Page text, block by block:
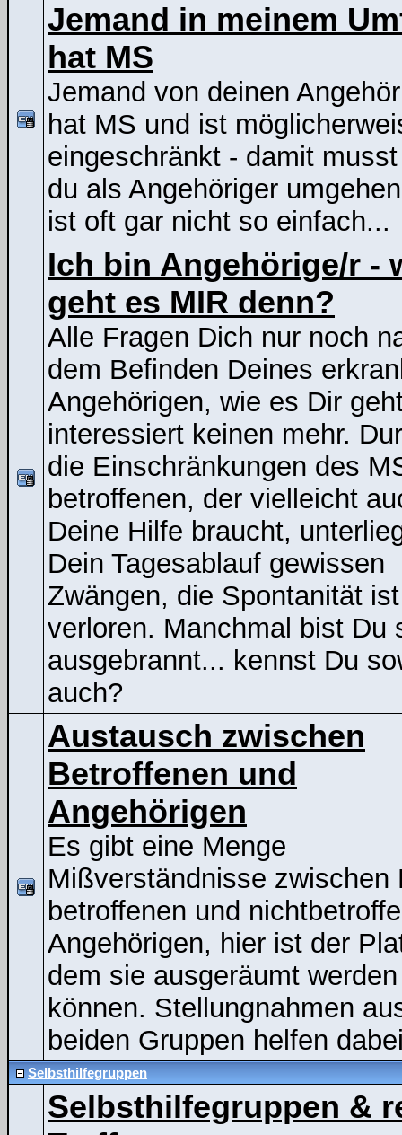
Jemand in meinem
hat MS
Jemand von deinen
hat MS und ist
eingeschränkt - damit
du als Angehöriger
ist oft gar nicht so einfach...
Ich bin Angehörige/r -
geht es MIR denn?
Alle Fragen Dich nur noch
dem Befinden Deines
Angehörigen, wie es Dir
interessiert keinen mehr.
die Einschränkungen des
betroffenen, der vielleicht
Deine Hilfe braucht,
Dein Tagesablauf gewissen
Zwängen, die Spontanität ist
verloren. Manchmal bist Du
ausgebrannt... kennst Du
auch?
Austausch zwischen
Betroffenen und
Angehörigen
Es gibt eine Menge
Mißverständnisse zwischen
betroffenen und
Angehörigen, hier ist der
dem sie ausgeräumt werden
können. Stellungnahmen
beiden Gruppen helfen
Selbsthilfegruppen
Selbsthilfegruppen &